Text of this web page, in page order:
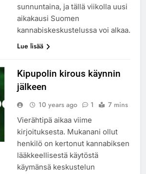
sunnuntaina, ja tällä viikolla uusi
aikakausi Suomen
kannabiskeskustelussa voi alkaa.
Lue lisää
Kipupolin kirous käynnin
jälkeen
10 years ago 1 7 mins
Vierähtipä aikaa viime
kirjoituksesta. Mukanani ollut
henkilö on kertonut kannabiksen
lääkkeellisestä käytöstä
käymänsä keskustelun